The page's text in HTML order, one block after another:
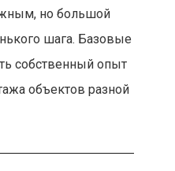
но большой
шага. Базовые
собственный опыт
объектов разной